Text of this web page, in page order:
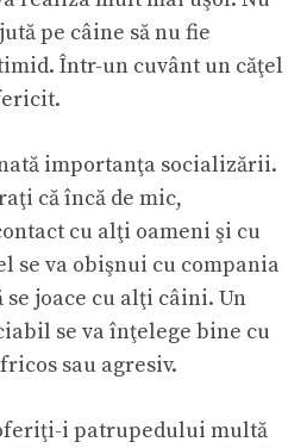
pe câine să nu fie
Într-un cuvânt un căţel
importanţa socializării.
că încă de mic,
cu alţi oameni şi cu
se va obişnui cu compania
se joace cu alţi câini. Un
se va înţelege bine cu
sau agresiv.
i patrupedului multă